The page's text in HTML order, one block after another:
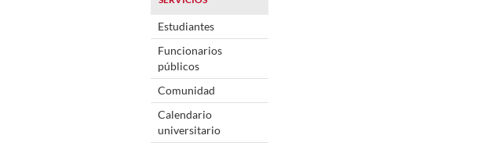
Estudiantes
Funcionarios
públicos
Comunidad
Calendario
universitario